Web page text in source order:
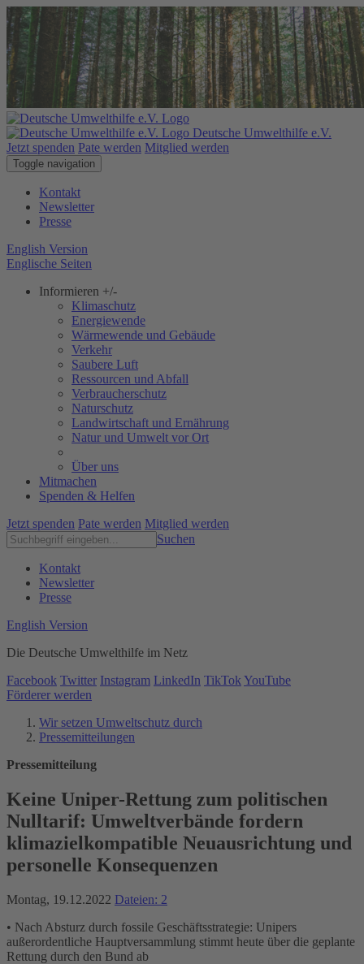
Deutsche Umwelthilfe e.V.
Jetzt spenden Pate werden Mitglied werden
Toggle navigation
Kontakt
Newsletter
Presse
English Version
Englische Seiten
Informieren +/-
Klimaschutz
Energiewende
Wärmewende und Gebäude
Verkehr
Saubere Luft
Ressourcen und Abfall
Verbraucherschutz
Naturschutz
Landwirtschaft und Ernährung
Natur und Umwelt vor Ort
Über uns
Mitmachen
Spenden & Helfen
Jetzt spenden Pate werden Mitglied werden
Suchen
Kontakt
Newsletter
Presse
English Version
Die Deutsche Umwelthilfe im Netz
Facebook Twitter Instagram LinkedIn TikTok YouTube
Förderer werden
Wir setzen Umweltschutz durch
Pressemitteilungen
Pressemitteilung
Keine Uniper-Rettung zum politischen
Nulltarif: Umweltverbände fordern
klimazielkompatible Neuausrichtung und
personelle Konsequenzen
Montag, 19.12.2022 Dateien: 2
• Nach Absturz durch fossile Geschäftsstrategie: Unipers
außerordentliche Hauptversammlung stimmt heute über die geplante
Rettung durch den Bund ab